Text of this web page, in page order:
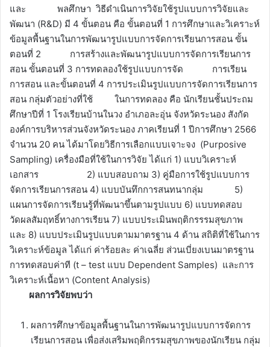
และ พลศึกษา วิธีดำเนินการวิจัยใช้รูปแบบการวิจัยและ
พัฒนา (R&D) มี 4 ขั้นตอน คือ ขั้นตอนที่ 1 การศึกษาและวิเคราะห์
ข้อมูลพื้นฐานในการพัฒนารูปแบบการจัดการเรียนการสอน ขั้น
ตอนที่ 2 การสร้างและพัฒนารูปแบบการจัดการเรียนการ
สอน ขั้นตอนที่ 3 การทดลองใช้รูปแบบการจัด การเรียน
การสอน และขั้นตอนที่ 4 การประเมินรูปแบบการจัดการเรียนการ
สอน กลุ่มตัวอย่างที่ใช้ ในการทดลอง คือ นักเรียนชั้นประถม
ศึกษาปีที่ 1 โรงเรียนบ้านในวง อำเภอละอุ่น จังหวัดระนอง สังกัด
องค์การบริหารส่วนจังหวัดระนอง ภาคเรียนที่ 1 ปีการศึกษา 2566
จำนวน 20 คน ได้มาโดยวิธีการเลือกแบบเจาะจง (Purposive
Sampling) เครื่องมือที่ใช้ในการวิจัย ได้แก่ 1) แบบวิเคราะห์
เอกสาร 2) แบบสอบถาม 3) คู่มือการใช้รูปแบบการ
จัดการเรียนการสอน 4) แบบบันทึกการสนทนากลุ่ม 5)
แผนการจัดการเรียนรู้ที่พัฒนาขึ้นตามรูปแบบ 6) แบบทดสอบ
วัดผลสัมฤทธิ์ทางการเรียน 7) แบบประเมินพฤติกรรรมสุขภาพ
และ 8) แบบประเมินรูปแบบตามมาตรฐาน 4 ด้าน สถิติที่ใช้ในการ
วิเคราะห์ข้อมูล ได้แก่ ค่าร้อยละ ค่าเฉลี่ย ส่วนเบี่ยงเบนมาตรฐาน
การทดสอบค่าที (t – test แบบ Dependent Samples) และการ
วิเคราะห์เนื้อหา (Content Analysis)
ผลการวิจัยพบว่า
ผลการศึกษาข้อมูลพื้นฐานในการพัฒนารูปแบบการจัดการ
เรียนการสอน เพื่อส่งเสริมพฤติกรรมสุขภาพของนักเรียน กลุ่ม